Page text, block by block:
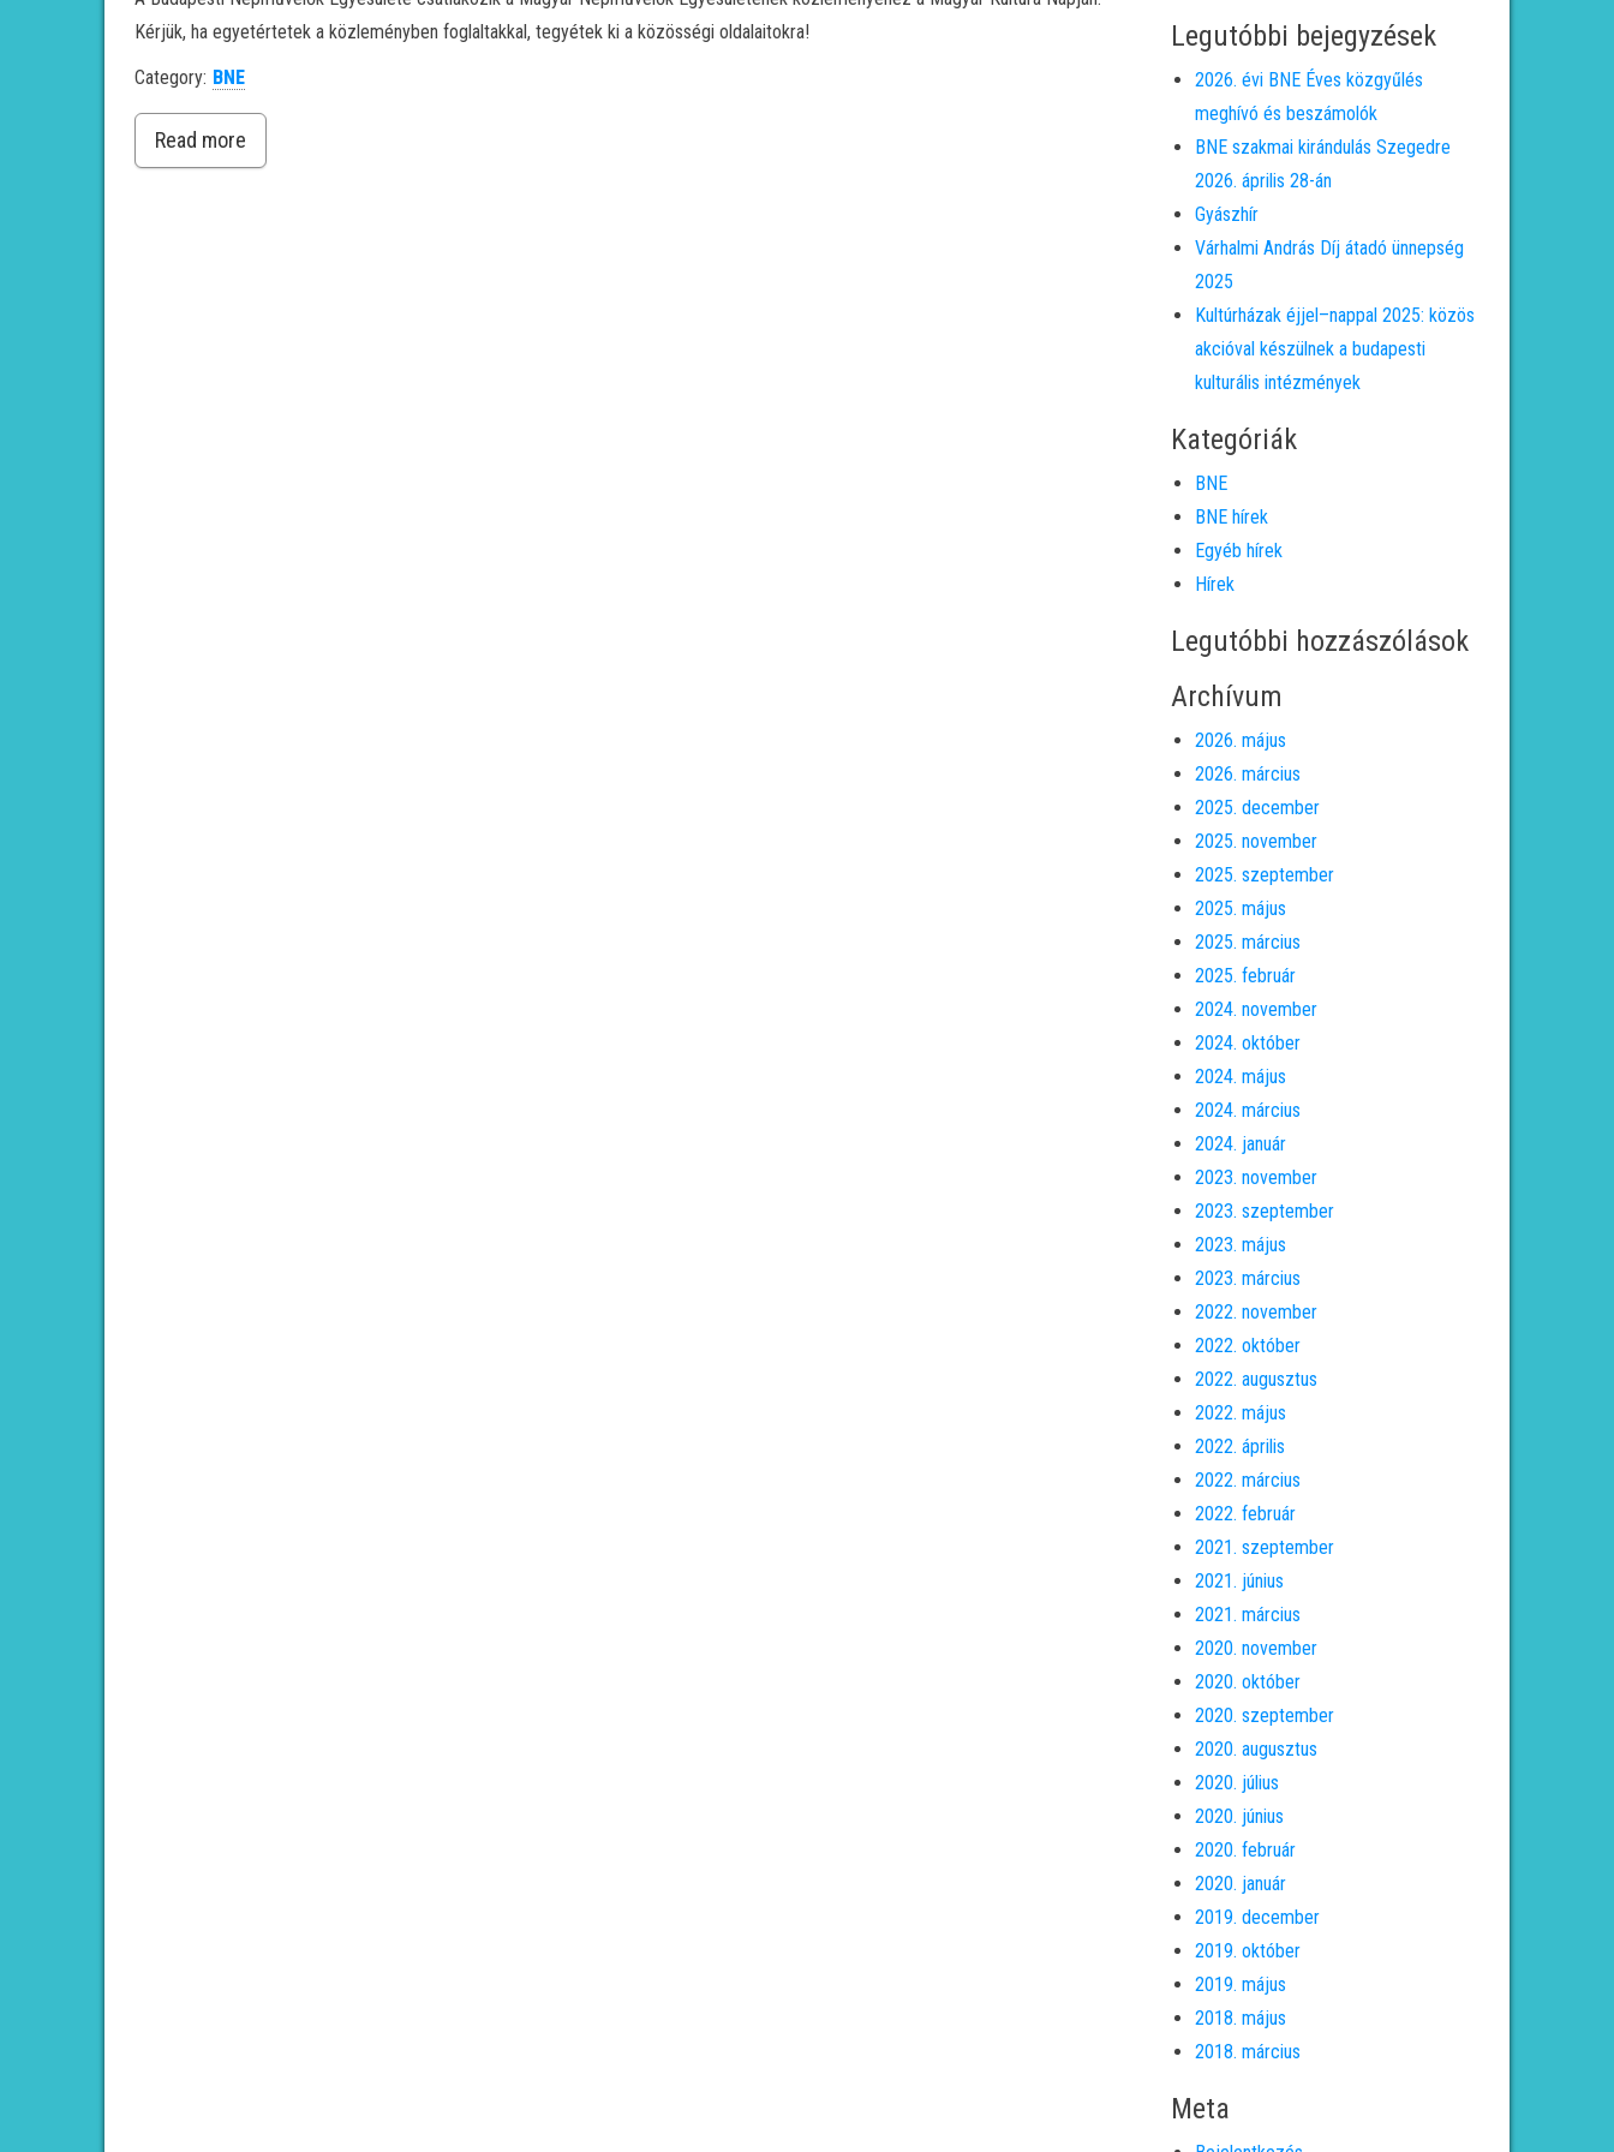
Kérjük, ha egyetértetek a közleményben foglaltakkal, tegyétek ki a közösségi oldalaitokra!
Category: BNE
Read more
Legutóbbi bejegyzések
2026. évi BNE Éves közgyűlés
meghívó és beszámolók
BNE szakmai kirándulás Szegedre
2026. április 28-án
Gyászhír
Várhalmi András Díj átadó ünnepség
2025
Kultúrházak éjjel–nappal 2025: közös
akcióval készülnek a budapesti
kulturális intézmények
Kategóriák
BNE
BNE hírek
Egyéb hírek
Hírek
Legutóbbi hozzászólások
Archívum
2026. május
2026. március
2025. december
2025. november
2025. szeptember
2025. május
2025. március
2025. február
2024. november
2024. október
2024. május
2024. március
2024. január
2023. november
2023. szeptember
2023. május
2023. március
2022. november
2022. október
2022. augusztus
2022. május
2022. április
2022. március
2022. február
2021. szeptember
2021. június
2021. március
2020. november
2020. október
2020. szeptember
2020. augusztus
2020. július
2020. június
2020. február
2020. január
2019. december
2019. október
2019. május
2018. május
2018. március
Meta